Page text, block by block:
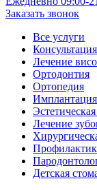
Заказать звонок
Все услуги
Лечение
Ортодонтия
Ортопедия
Имплантация
Лечение
Детская